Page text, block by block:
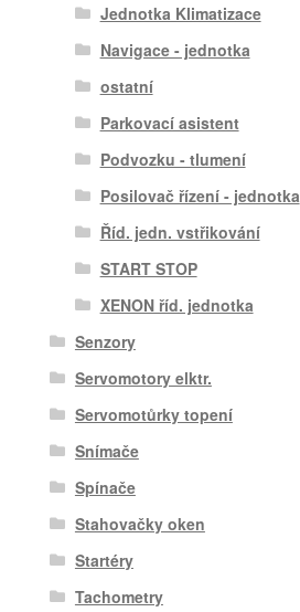
Jednotka Klimatizace
Navigace - jednotka
ostatní
Parkovací asistent
Podvozku - tlumení
Posilovač řízení - jednotka
Říd. jedn. vstřikování
START STOP
XENON říd. jednotka
Senzory
Servomotory elktr.
Servomotůrky topení
Snímače
Spínače
Stahovačky oken
Startéry
Tachometry